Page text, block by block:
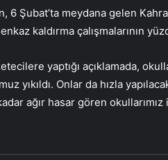
6 Şubat’ta meydana gelen
kaldırma çalışmalarının
yaptığı açıklamada,
yıkıldı. Onlar da hızla
ağır hasar gören